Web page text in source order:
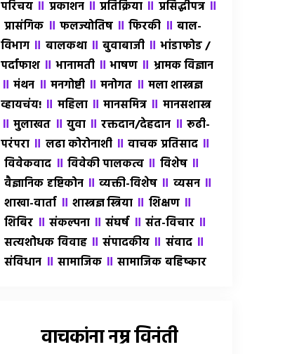
परिचय ॥ प्रकाशन ॥प्रतिक्रिया ॥ प्रसिद्धीपत्र ॥
प्रासंगिक ॥ फलज्योतिष ॥फिरकी ॥बाल-
विभाग ॥ बालकथा ॥बुवाबाजी ॥भांडाफोड /
पर्दाफाश ॥भानामती ॥भाषण ॥ भ्रामक विज्ञान
॥मंथन ॥ मनगोष्टी ॥मनोगत ॥मला शास्त्रज्ञ
व्हायचंय! ॥ महिला ॥मानसमित्र ॥ मानसशास्त्र
॥मुलाखत ॥ युवा ॥रक्तदान/देहदान ॥रूढी-
परंपरा ॥ लढा कोरोनाशी ॥वाचक प्रतिसाद ॥
विवेकवाद ॥ विवेकी पालकत्व ॥ विशेष ॥
वैज्ञानिक दृष्टिकोन ॥व्यक्ती-विशेष ॥ व्यसन ॥
शाखा-वार्ता ॥ शास्त्रज्ञ स्त्रिया ॥ शिक्षण ॥
शिबिर ॥ संकल्पना ॥संघर्ष ॥संत-विचार ॥
सत्यशोधक विवाह ॥संपादकीय ॥ संवाद ॥
संविधान ॥ सामाजिक ॥सामाजिक बहिष्कार
वाचकांना नम्र विनंती